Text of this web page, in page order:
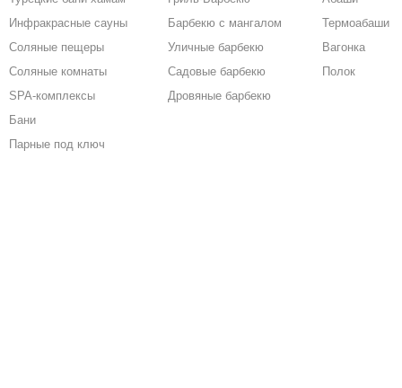
Инфракрасные сауны
Соляные пещеры
Соляные комнаты
SPA-комплексы
Бани
Парные под ключ
Барбекю с мангалом
Уличные барбекю
Садовые барбекю
Дровяные барбекю
Термоабаши
Вагонка
Полок